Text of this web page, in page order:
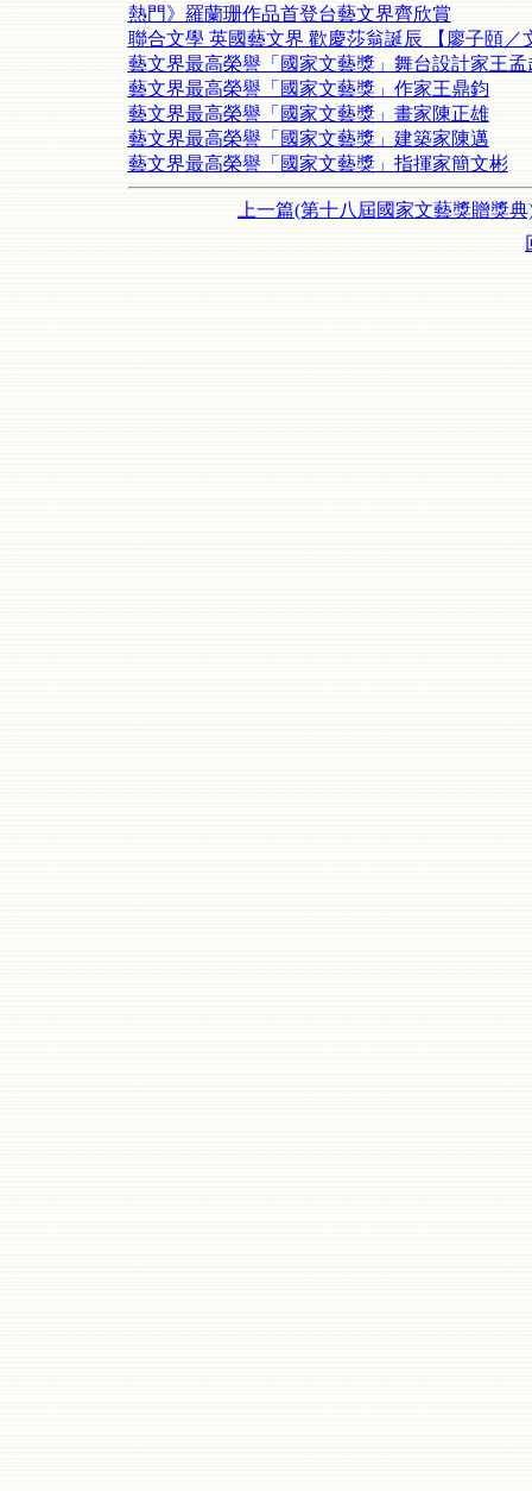
熱門》羅蘭珊作品首登台藝文界齊欣賞
聯合文學 英國藝文界 歡慶莎翁誕辰 【廖子頤／
藝文界最高榮譽「國家文藝獎」舞台設計家王孟
藝文界最高榮譽「國家文藝獎」作家王鼎鈞
藝文界最高榮譽「國家文藝獎」畫家陳正雄
藝文界最高榮譽「國家文藝獎」建築家陳邁
藝文界最高榮譽「國家文藝獎」指揮家簡文彬
上一篇(第十八屆國家文藝獎贈獎典